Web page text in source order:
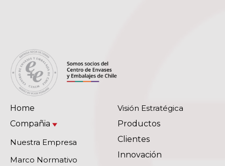
Home
Compañia
Nuestra Empresa
Marco Normativo
Visión Estratégica
Productos
Clientes
Innovación